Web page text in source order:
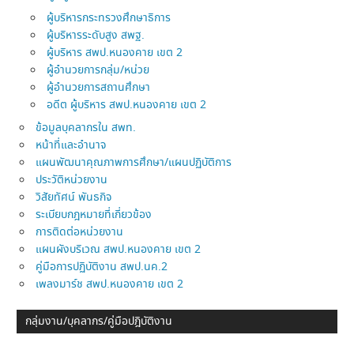
ผู้บริหารกระทรวงศึกษาธิการ
ผู้บริหารระดับสูง สพฐ.
ผู้บริหาร สพป.หนองคาย เขต 2
ผู้อำนวยการกลุ่ม/หน่วย
ผู้อำนวยการสถานศึกษา
อดีต ผู้บริหาร สพป.หนองคาย เขต 2
ข้อมูลบุคลากรใน สพท.
หน้าที่และอำนาจ
แผนพัฒนาคุณภาพการศึกษา/แผนปฏิบัติการ
ประวัติหน่วยงาน
วิสัยทัศน์ พันธกิจ
ระเบียบกฎหมายที่เกี่ยวข้อง
การติดต่อหน่วยงาน
แผนผังบริเวณ สพป.หนองคาย เขต 2
คู่มือการปฏิบัติงาน สพป.นค.2
เพลงมาร์ช สพป.หนองคาย เขต 2
กลุ่มงาน/บุคลากร/คู่มือปฎิบัติงาน